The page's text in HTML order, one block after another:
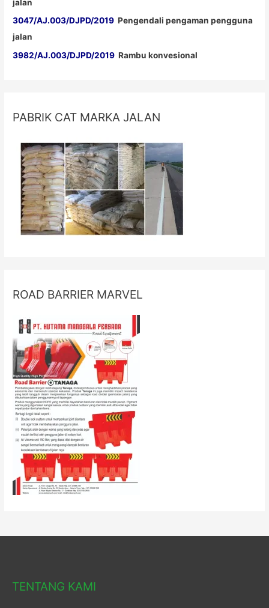
jalan
3047/AJ.003/DJPD/2019 Pengendali pengaman pengguna
jalan
3982/AJ.003/DJPD/2019 Rambu konvesional
PABRIK CAT MARKA JALAN
ROAD BARRIER MARVEL
TENTANG KAMI